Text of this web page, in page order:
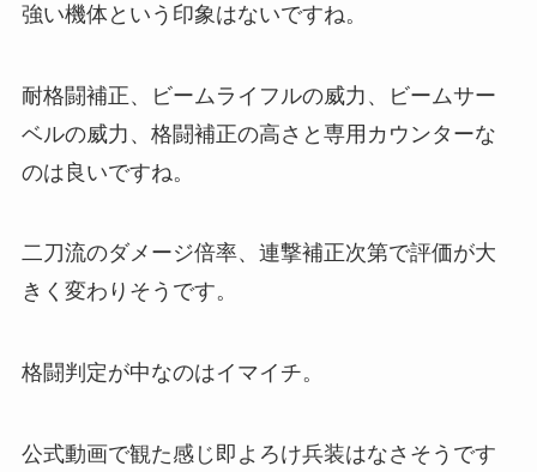
強い機体という印象はないですね。
耐格闘補正、ビームライフルの威力、ビームサー
ベルの威力、格闘補正の高さと専用カウンターな
のは良いですね。
二刀流のダメージ倍率、連撃補正次第で評価が大
きく変わりそうです。
格闘判定が中なのはイマイチ。
公式動画で観た感じ即よろけ兵装はなさそうです